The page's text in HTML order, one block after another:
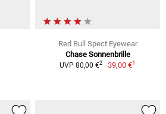
Red Bull Spect Eyewear
Chase Sonnenbrille
UVP 80,00 €2 39,00 €1